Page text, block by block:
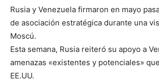
Rusia y Venezuela firmaron en mayo
de asociación estratégica durante una
Moscú.
Esta semana, Rusia reiteró su apoyo a
amenazas «existentes y potenciales»
EE.UU.